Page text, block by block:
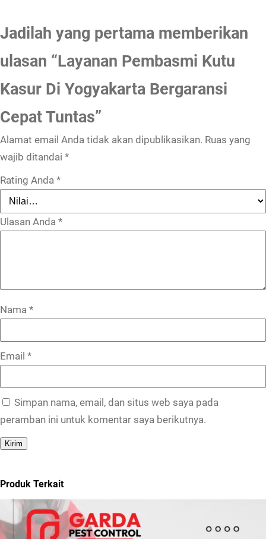
Jadilah yang pertama memberikan
ulasan “Layanan Pembasmi Kutu
Kasur Di Yogyakarta Bergaransi
Cepat Tuntas”
Alamat email Anda tidak akan dipublikasikan. Ruas yang
wajib ditandai *
Rating Anda *
Ulasan Anda *
Nama *
Email *
Simpan nama, email, dan situs web saya pada
peramban ini untuk komentar saya berikutnya.
Produk Terkait